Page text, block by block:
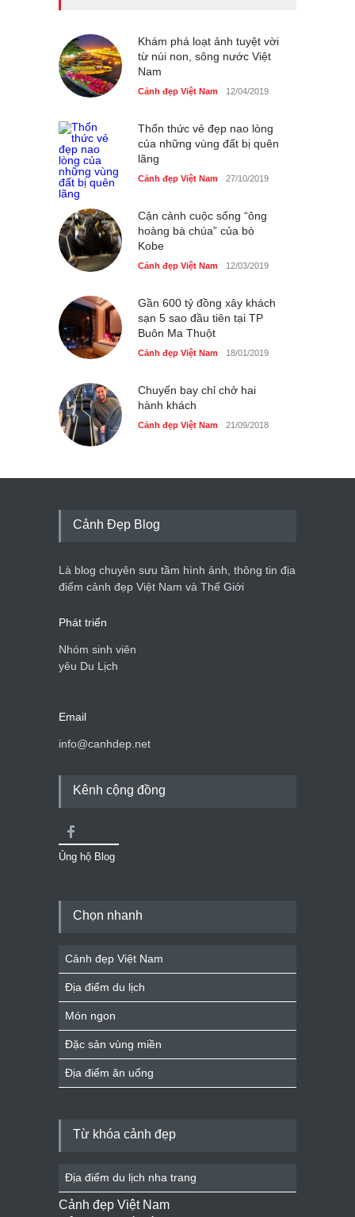
Cảnh đẹp Việt Nam 24/04/2020
40 xe ôtô du lịch tự lái đầu
tiên qua cửa khẩu Móng Cái
Thực hư cây cầu gỗ dài
nhất Việt Nam bị ‘xóa sổ’
sau lũ
Bún cá thố và bánh canh
cốt dừa miền Tây ở Sài Gòn
Cảnh đẹp Việt Nam 24/04/2020
Những món ăn đồng quê
dân dã ở Sài Gòn
Cảnh đẹp Việt Nam
nhà giáo tại Đầm Sen
Cảnh đẹp Việt Nam
Khám phá loạt ảnh tuyệt vời
từ núi non, sông nước Việt
Nam
Cảnh đẹp Việt Nam 12/04/2019
Thổn thức vẻ đẹp nao lòng
của những vùng đất bị quên
lãng
Cảnh đẹp Việt Nam 27/10/2019
Cận cảnh cuộc sống “ông
hoàng bà chúa” của bò
Kobe
Cảnh đẹp Việt Nam 12/03/2019
Gần 600 tỷ đồng xây khách
sạn 5 sao đầu tiên tại TP
Buôn Ma Thuột
Cảnh đẹp Việt Nam 18/01/2019
Chuyến bay chỉ chở hai
hành khách
Cảnh đẹp Việt Nam 21/09/2018
Cảnh Đẹp Blog
Là blog chuyên sưu tầm hình ảnh, thông tin địa
điểm cảnh đẹp Việt Nam và Thế Giới
Phát triển
Nhóm sinh viên
yêu Du Lịch
Email
info@canhdep.net
Kênh cộng đồng
Ủng hộ Blog
Chọn nhanh
Cảnh đẹp Việt Nam
Địa điểm du lịch
Món ngon
Đặc sản vùng miền
Địa điểm ăn uống
Từ khóa cảnh đẹp
Địa điểm du lịch nha trang
Cảnh đẹp Việt Nam